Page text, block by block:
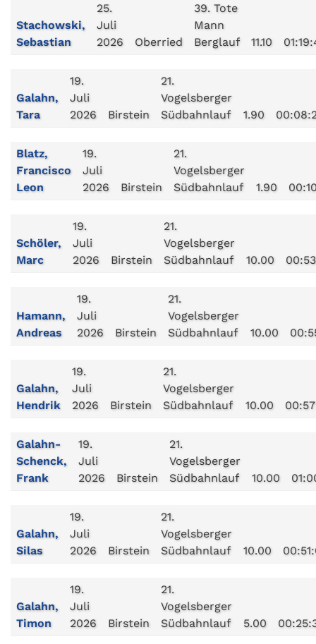
Stachowski,
Sebastian
25.
Juli
2026
Oberried
39. Tote
Mann
Berglauf
11.10
Galahn,
Tara
19.
Juli
2026
Birstein
21.
Vogelsberger
Südbahnlauf
1.90
Blatz,
Francisco
Leon
19.
Juli
2026
Birstein
21.
Vogelsberger
Südbahnlauf
1.90
Schöler,
Marc
19.
Juli
2026
Birstein
21.
Vogelsberger
Südbahnlauf
10.00
Hamann,
Andreas
19.
Juli
2026
Birstein
21.
Vogelsberger
Südbahnlauf
10.00
Galahn,
Hendrik
19.
Juli
2026
Birstein
21.
Vogelsberger
Südbahnlauf
10.00
Galahn-
Schenck,
Frank
19.
Juli
2026
Birstein
21.
Vogelsberger
Südbahnlauf
10.00
Galahn,
Silas
19.
Juli
2026
Birstein
21.
Vogelsberger
Südbahnlauf
10.00
Galahn,
Timon
19.
Juli
2026
Birstein
21.
Vogelsberger
Südbahnlauf
5.00